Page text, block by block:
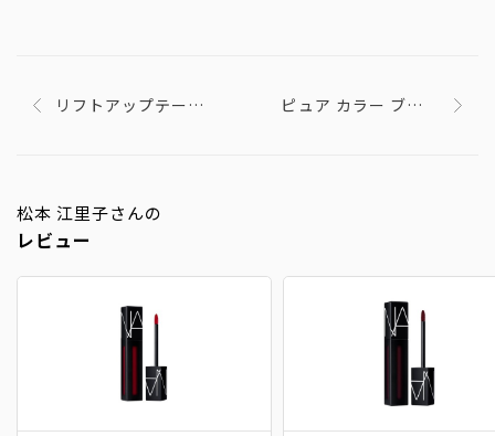
リフトアップテープ
ピュア カラー ブラッ
松本 江里子さんの
レビュー